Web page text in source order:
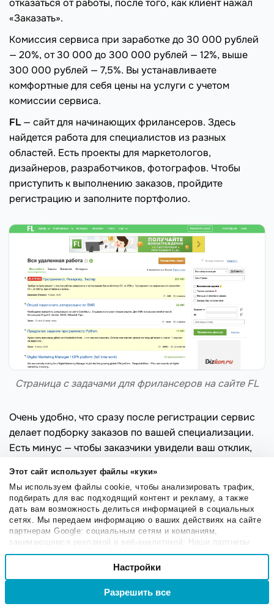
Этот сайт использует файлы «куки»
Мы используем файлы cookie, чтобы анализировать трафик,
подбирать для вас подходящий контент и рекламу, а также
дать вам возможность делиться информацией в социальных
сетях. Мы передаем информацию о ваших действиях на сайте
партнерам Google: социальным сетям и компаниям,
занимающимся рекламой и веб-аналитикой. Наши партнеры
могут комбинировать эти сведения с предоставленной вами
информацией, а также данными, которые они получили при
использовании вами их сервисов.
Выбор
Настроечные
Настройки
Разрешить все
отказаться от работы, после того, как клиент нажал
«Заказать».
Комиссия сервиса при заработке до 30 000 рублей
— 20%, от 30 000 до 300 000 рублей — 12%, выше
300 000 рублей — 7,5%. Вы устанавливаете
комфортные для себя цены на услуги с учетом
комиссии сервиса.
FL— сайт для начинающих фрилансеров. Здесь
найдется работа для специалистов из разных
областей. Есть проекты для маркетологов,
дизайнеров, разработчиков, фотографов. Чтобы
приступить к выполнению заказов, пройдите
регистрацию и заполните портфолио.
Страница с задачами для фрилансеров на сайте FL
Очень удобно, что сразу после регистрации сервис
делает подборку заказов по вашей специализации.
Есть минус — чтобы заказчики увидели ваш отклик,
рублей в месяц.
Upwork— международная биржа фриланса. Работа в
сервисе разделена по категориям: «Разработка»,
«Дизайн», «Финансы», «Техподдержка»,
«Копирайтинг», «Юридические услуги», «Продажи и
маркетинг». Есть проекты с почасовой и
фиксированной оплатой. Комиссия сервиса — 20%.
Если с одного клиента вы суммарно заработали 500